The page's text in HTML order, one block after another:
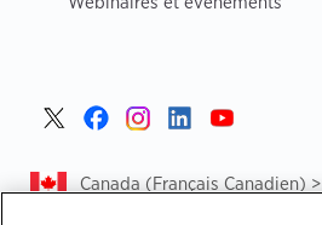
Canada (Français Canadien) >